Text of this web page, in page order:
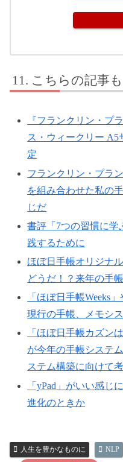
こちらの記事
『フランクリン・プ
ス・ウィークリー A5
定
フランクリン・プラ
を組み合わせた私の
じだ
書評「7つの習慣に学
践するために
ほぼ日手帳オリジナ
どうだ！？来年の手
「ほぼ日手帳Weeks
現行の手帳、メモシ
「ほぼ日手帳カズン
が今年の手帳システ
ステム構築に向けて
「yPad」がいい感じ
進化のときか
人生を豊かなものに NLP